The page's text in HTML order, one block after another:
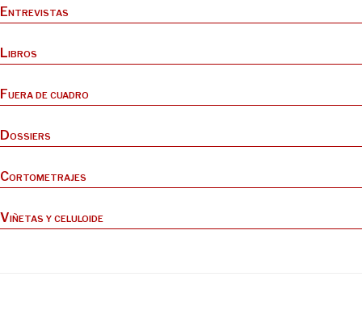
Entrevistas
Libros
Fuera de cuadro
Dossiers
Cortometrajes
Viñetas y celuloide